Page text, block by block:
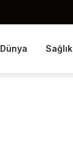
Dünya Sağlık